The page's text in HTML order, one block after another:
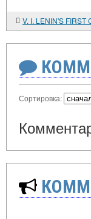
Сортировка: